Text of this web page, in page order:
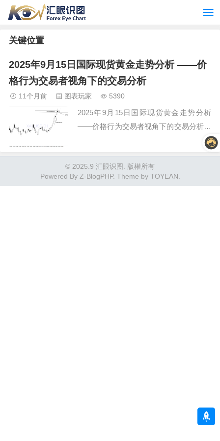
关键位置
2025年9月15日国际现货黄金走势分析 ——价
格行为交易者视角下的交易分析
11个月前 图表玩家 5390
2025年9月15日国际现货黄金走势分析
——价格行为交易者视角下的交易分析…
© 2025.9 汇眼识图. 版權所有
Powered By Z-BlogPHP. Theme by TOYEAN